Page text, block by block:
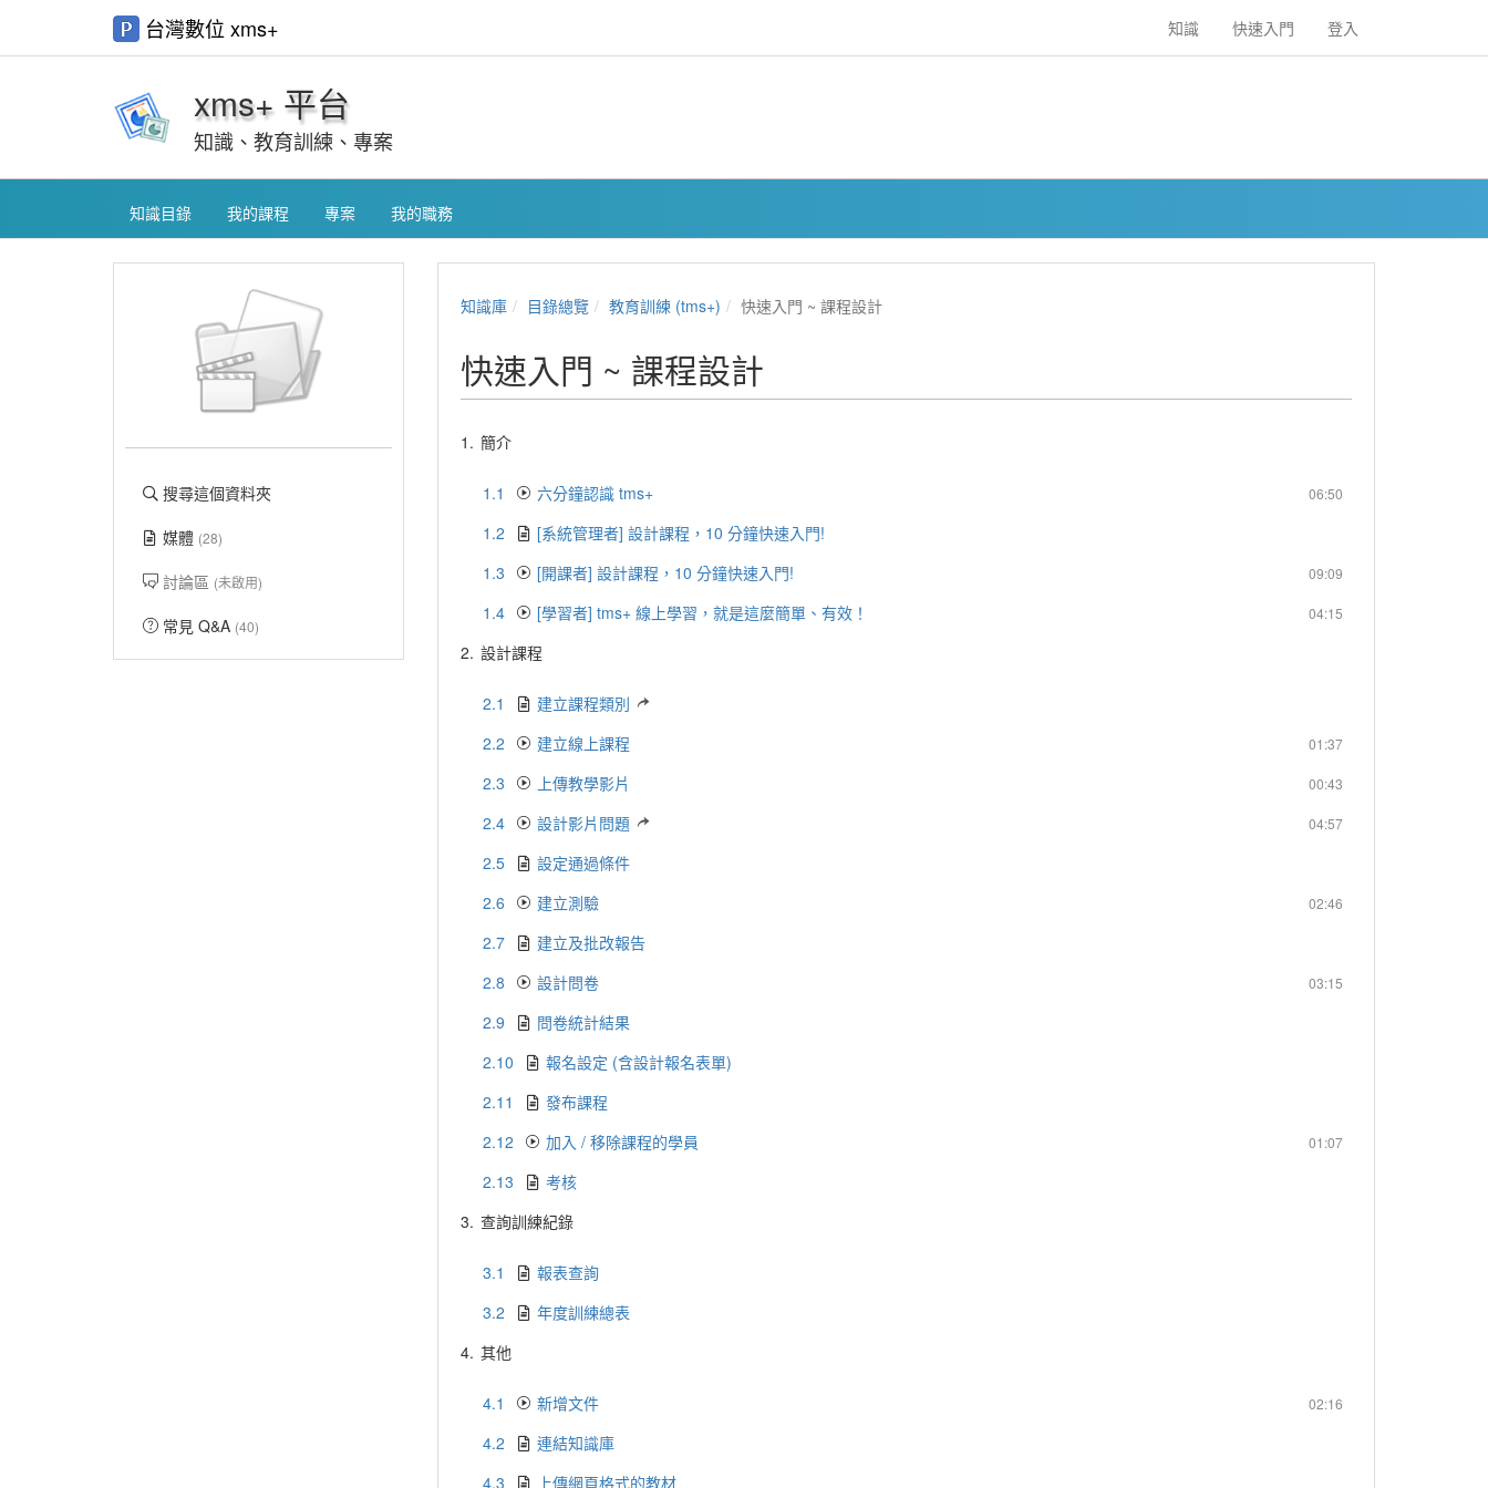
台灣數位 xms+ 知識 快速入門 登入
xms+ 平台
知識、教育訓練、專案
知識目錄 我的課程 專案 我的職務
搜尋這個資料夾
媒體 (28)
討論區 (未啟用)
常見 Q&A (40)
知識庫 目錄總覽 教育訓練 (tms+) 快速入門 ~ 課程設計
快速入門 ~ 課程設計
1. 簡介
1.1 06:50
六分鐘認識 tms+
1.2
[系統管理者] 設計課程，10 分鐘快速入門!
1.3
09:09
[開課者] 設計課程，10 分鐘快速入門!
1.4
04:15
[學習者] tms+ 線上學習，就是這麼簡單、有效！
2. 設計課程
2.1
建立課程類別
2.2
01:37
建立線上課程
2.3
00:43
上傳教學影片
2.4
04:57
設計影片問題
2.5
設定通過條件
2.6
02:46
建立測驗
2.7
建立及批改報告
2.8
03:15
設計問卷
2.9
問卷統計結果
2.10
報名設定 (含設計報名表單)
2.11
發布課程
2.12
01:07
加入 / 移除課程的學員
2.13
考核
3. 查詢訓練紀錄
3.1
報表查詢
3.2
年度訓練總表
4. 其他
4.1 02:16
新增文件
4.2
連結知識庫
4.3
上傳網頁格式的教材